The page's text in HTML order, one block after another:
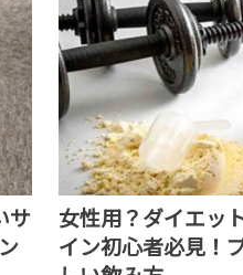
サ
女性用？ダイエッ
イン初心者必見！